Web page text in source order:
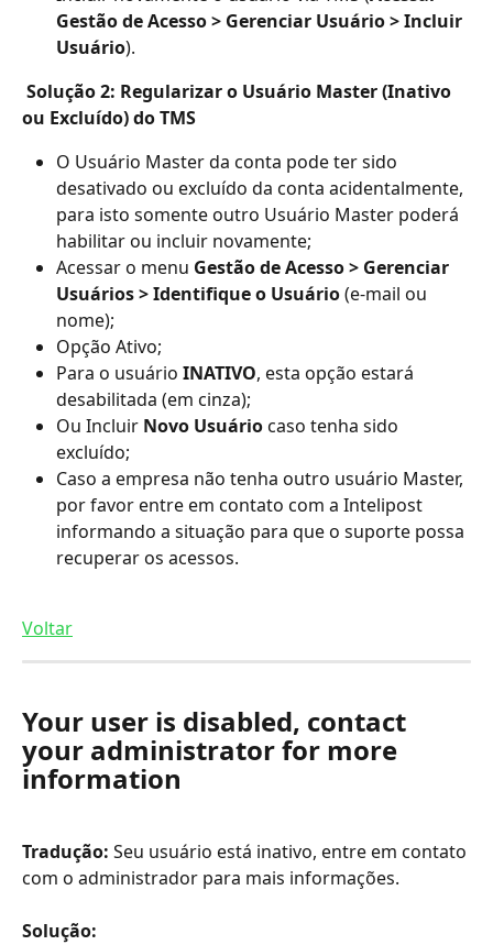
Gestão de Acesso > Gerenciar Usuário > Incluir
Usuário).
Solução 2: Regularizar o Usuário Master (Inativo
ou Excluído) do TMS
O Usuário Master da conta pode ter sido
desativado ou excluído da conta acidentalmente,
para isto somente outro Usuário Master poderá
habilitar ou incluir novamente;
Acessar o menu Gestão de Acesso > Gerenciar
Usuários > Identifique o Usuário (e-mail ou
nome);
Opção Ativo;
Para o usuário INATIVO, esta opção estará
desabilitada (em cinza);
Ou Incluir Novo Usuário caso tenha sido
excluído;
Caso a empresa não tenha outro usuário Master,
por favor entre em contato com a Intelipost
informando a situação para que o suporte possa
recuperar os acessos.
Voltar
Your user is disabled, contact
your administrator for more
information
Tradução: Seu usuário está inativo, entre em contato
com o administrador para mais informações.
Solução: